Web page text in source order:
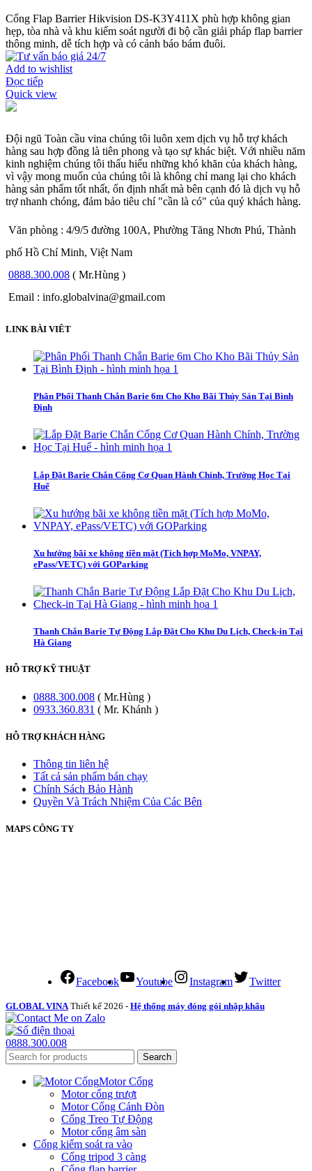
Cổng Flap Barrier Hikvision DS-K3Y411X phù hợp không gian
hẹp, tòa nhà và khu kiểm soát người đi bộ cần giải pháp flap barrier
thông minh, dễ tích hợp và có cảnh báo bám đuôi.
Add to wishlist
Đọc tiếp
Quick view
Đội ngũ Toàn cầu vina chúng tôi luôn xem dịch vụ hỗ trợ khách
hàng sau hợp đồng là tiên phong và tạo sự khác biệt. Với nhiều năm
kinh nghiệm chúng tôi thấu hiểu những khó khăn của khách hàng,
vì vậy mong muốn của chúng tôi là không chỉ mang lại cho khách
hàng sản phẩm tốt nhất, ổn định nhất mà bên cạnh đó là dịch vụ hỗ
trợ nhanh chóng, đảm bảo tiêu chí "cần là có" của quý khách hàng.
Văn phòng : 4/9/5 đường 100A, Phường Tăng Nhơn Phú, Thành
phố Hồ Chí Minh, Việt Nam
0888.300.008 ( Mr.Hùng )
Email : info.globalvina@gmail.com
LINK BÀI VIÊT
Phân Phối Thanh Chắn Barie 6m Cho Kho Bãi Thủy Sản Tại Bình
Định
Lắp Đặt Barie Chắn Cổng Cơ Quan Hành Chính, Trường Học Tại
Huế
Xu hướng bãi xe không tiền mặt (Tích hợp MoMo, VNPAY,
ePass/VETC) với GOParking
Thanh Chắn Barie Tự Động Lắp Đặt Cho Khu Du Lịch, Check-in Tại
Hà Giang
HỖ TRỢ KỸ THUẬT
0888.300.008 ( Mr.Hùng )
0933.360.831 ( Mr. Khánh )
HỖ TRỢ KHÁCH HÀNG
Thông tin liên hệ
Tất cả sản phẩm bán chạy
Chính Sách Bảo Hành
Quyền Và Trách Nhiệm Của Các Bên
MAPS CÔNG TY
Facebook Youtube Instagram Twitter
GLOBAL VINA Thiết kế 2026 - Hệ thống máy đóng gói nhập khẩu
0888.300.008
Search
Motor Cổng
Motor cổng trượt
Motor Cổng Cánh Đòn
Cổng Treo Tự Động
Motor cổng âm sàn
Cổng kiểm soát ra vào
Cổng tripod 3 càng